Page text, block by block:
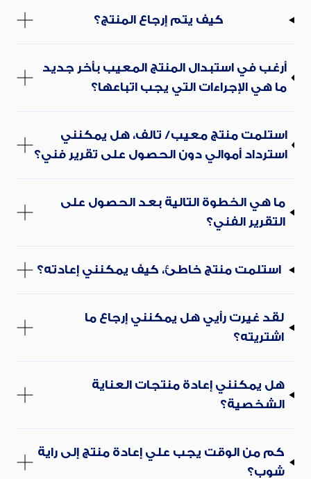
كيف يتم إرجاع المنتج؟
أرغب في استبدال المنتج المعيب بأخر جديد
ما هي الإجراءات التي يجب اتباعها؟
استلمت منتج معيب/ تالف، هل يمكنني
استرداد أموالي دون الحصول على تقرير فني؟
ما هي الخطوة التالية بعد الحصول على
التقرير الفني؟
استلمت منتج خاطئ، كيف يمكنني إعادته؟
لقد غيرت رأيي هل يمكنني إرجاع ما
اشتريته؟
هل يمكنني إعادة منتجات العناية
الشخصية؟
كم من الوقت يجب علي إعادة منتج إلى راية
شوب؟